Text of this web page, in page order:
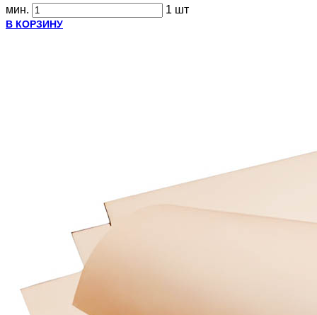
мин.
1 шт
В КОРЗИНУ